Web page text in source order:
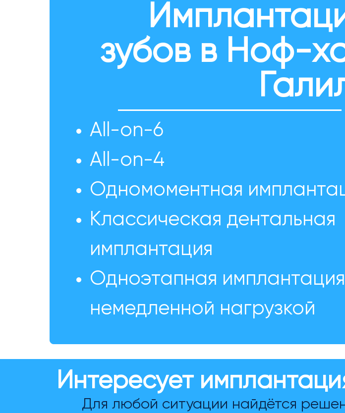
зубов в Ноф-
All-on-6
All-on-4
Одномоментная
Классическая дентальная
имплантация
Одноэтапная
немедленной нагрузкой
Интересует
Для любой ситуации найдётся